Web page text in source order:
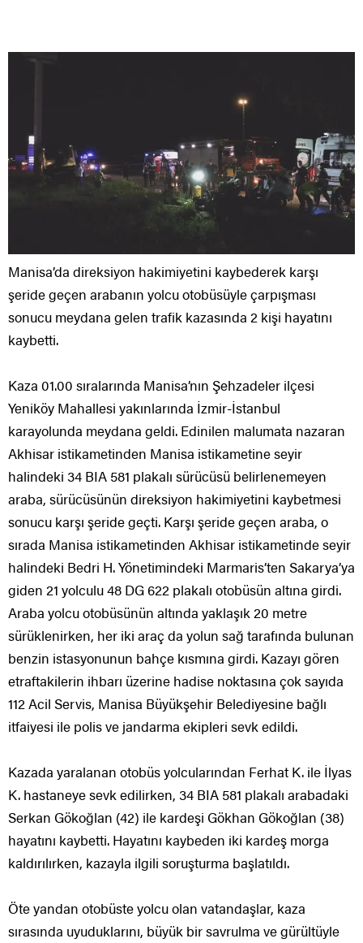
Manisa’da direksiyon hakimiyetini kaybederek karşı
şeride geçen arabanın yolcu otobüsüyle çarpışması
sonucu meydana gelen trafik kazasında 2 kişi hayatını
kaybetti.
Kaza 01.00 sıralarında Manisa’nın Şehzadeler ilçesi
Yeniköy Mahallesi yakınlarında İzmir-İstanbul
karayolunda meydana geldi. Edinilen malumata nazaran
Akhisar istikametinden Manisa istikametine seyir
halindeki 34 BIA 581 plakalı sürücüsü belirlenemeyen
araba, sürücüsünün direksiyon hakimiyetini kaybetmesi
sonucu karşı şeride geçti. Karşı şeride geçen araba, o
sırada Manisa istikametinden Akhisar istikametinde seyir
halindeki Bedri H. Yönetimindeki Marmaris’ten Sakarya’ya
giden 21 yolculu 48 DG 622 plakalı otobüsün altına girdi.
Araba yolcu otobüsünün altında yaklaşık 20 metre
sürüklenirken, her iki araç da yolun sağ tarafında bulunan
benzin istasyonunun bahçe kısmına girdi. Kazayı gören
etraftakilerin ihbarı üzerine hadise noktasına çok sayıda
112 Acil Servis, Manisa Büyükşehir Belediyesine bağlı
itfaiyesi ile polis ve jandarma ekipleri sevk edildi.
Kazada yaralanan otobüs yolcularından Ferhat K. ile İlyas
K. hastaneye sevk edilirken, 34 BIA 581 plakalı arabadaki
Serkan Gökoğlan (42) ile kardeşi Gökhan Gökoğlan (38)
hayatını kaybetti. Hayatını kaybeden iki kardeş morga
kaldırılırken, kazayla ilgili soruşturma başlatıldı.
Öte yandan otobüste yolcu olan vatandaşlar, kaza
sırasında uyuduklarını, büyük bir savrulma ve gürültüyle